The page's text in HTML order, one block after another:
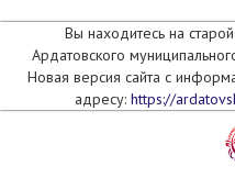
Вы находитесь на
Ардатовского
Новая версия сайта с
адресу: https://